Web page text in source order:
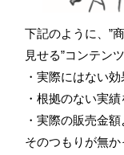
下記のように、”
見せる”コンテン
・実際にはない効
・根拠のない実績
・実際の販売金
そのつもりが無